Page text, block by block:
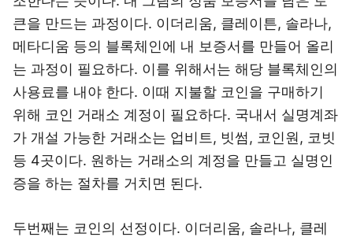
큰을 만드는 과정이다. 이더리움, 클레이튼, 솔라나,
메타디움 등의 블록체인에 내 보증서를 만들어 올리
는 과정이 필요하다. 이를 위해서는 해당 블록체인의
사용료를 내야 한다. 이때 지불할 코인을 구매하기
위해 코인 거래소 계정이 필요하다. 국내서 실명계좌
가 개설 가능한 거래소는 업비트, 빗썸, 코인원, 코빗
등 4곳이다. 원하는 거래소의 계정을 만들고 실명인
증을 하는 절차를 거치면 된다.
두번째는 코인의 선정이다. 이더리움, 솔라나, 클레